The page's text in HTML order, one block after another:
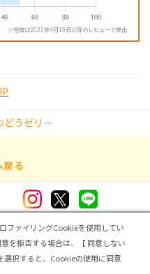
※特徴は2023年4月19日以降のレビューで算出
どうゼリー
戻る
規登録
ェアビューインタビュー | カテゴリ一覧
ファイリングCookieを使用してい
を拒否する場合は、【 同意しない
選択すると、Cookieの使用に同意